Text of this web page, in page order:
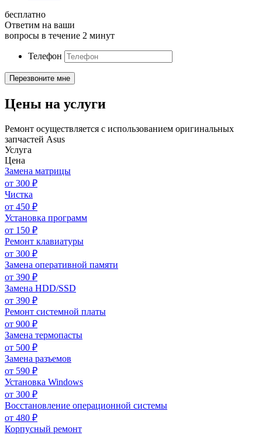
бесплатно
Ответим на ваши
вопросы в течение 2 минут
Телефон
Цены на услуги
Ремонт осуществляется с использованием оригинальных
запчастей Asus
Услуга
Цена
Замена матрицы
от 300 ₽
Чистка
от 450 ₽
Установка программ
от 150 ₽
Ремонт клавиатуры
от 300 ₽
Замена оперативной памяти
от 390 ₽
Замена HDD/SSD
от 390 ₽
Ремонт системной платы
от 900 ₽
Замена термопасты
от 500 ₽
Замена разъемов
от 590 ₽
Установка Windows
от 300 ₽
Восстановление операционной системы
от 480 ₽
Корпусный ремонт